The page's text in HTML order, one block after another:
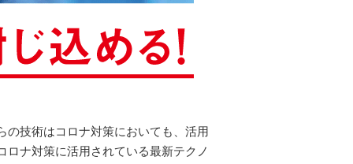
の技術はコロナ対策においても、活用
ナ対策に活用されている最新テクノ